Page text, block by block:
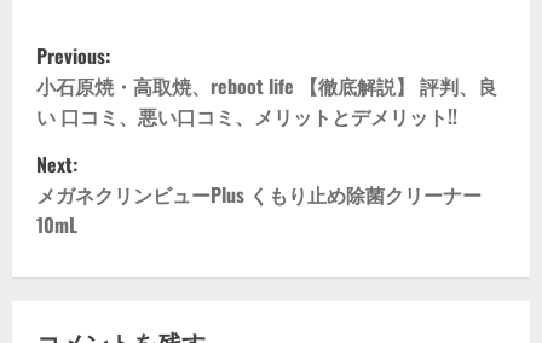
P
o
s
t
n
Previous:
小石原焼・高取焼、reboot life 【徹底解説】 評判、良
い 口コミ、悪い口コミ、メリットとデメリット!!
Next:
メガネクリンビューPlus くもり止め除菌クリーナー
10mL